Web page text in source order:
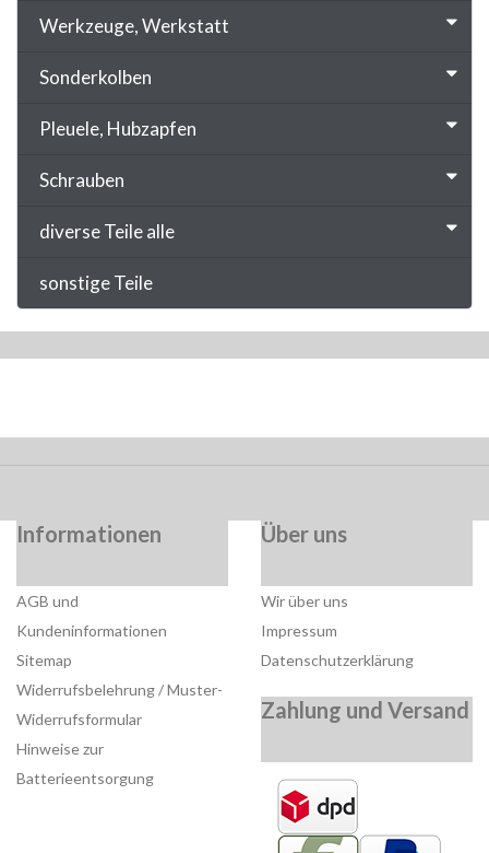
Werkzeuge, Werkstatt
Sonderkolben
Pleuele, Hubzapfen
Schrauben
diverse Teile alle
sonstige Teile
Informationen
AGB und
Kundeninformationen
Sitemap
Widerrufsbelehrung / Muster-
Widerrufsformular
Hinweise zur
Batterieentsorgung
Über uns
Wir über uns
Impressum
Datenschutzerklärung
Zahlung und Versand